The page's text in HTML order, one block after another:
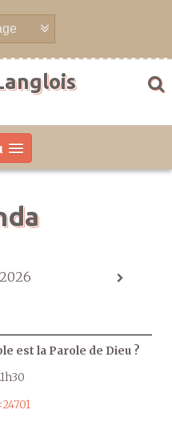
est la Parole de Dieu ?